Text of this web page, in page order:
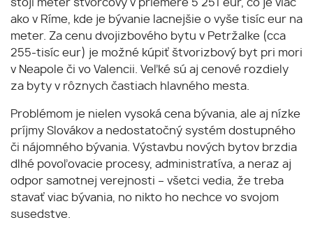
stojí meter štvorcový v priemere 5 251 eur, čo je viac
ako v Ríme, kde je bývanie lacnejšie o vyše tisíc eur na
meter. Za cenu dvojizbového bytu v Petržalke (cca
255-tisíc eur) je možné kúpiť štvorizbový byt pri mori
v Neapole či vo Valencii. Veľké sú aj cenové rozdiely
za byty v rôznych častiach hlavného mesta.
Problémom je nielen vysoká cena bývania, ale aj nízke
príjmy Slovákov a nedostatočný systém dostupného
či nájomného bývania. Výstavbu nových bytov brzdia
dlhé povoľovacie procesy, administratíva, a neraz aj
odpor samotnej verejnosti – všetci vedia, že treba
stavať viac bývania, no nikto ho nechce vo svojom
susedstve.